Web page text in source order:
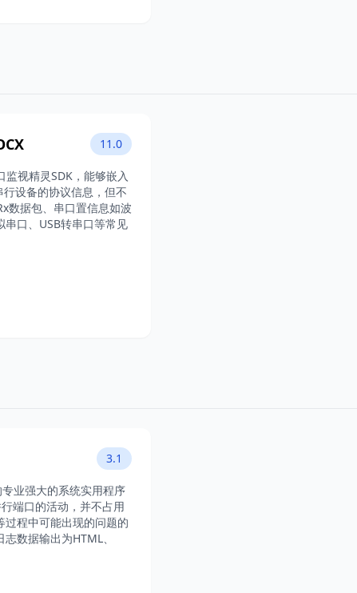
11.0
视精灵SDK，能够嵌入
设备的协议信息，但不
数据包、串口置信息如波
口、USB转串口等常见
3.1
业强大的系统实用程序
端口的活动，并不占用
程中可能出现的问题的
数据输出为HTML、